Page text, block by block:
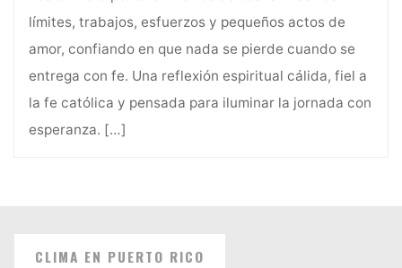
límites, trabajos, esfuerzos y pequeños actos de
amor, confiando en que nada se pierde cuando se
entrega con fe. Una reflexión espiritual cálida, fiel a
la fe católica y pensada para iluminar la jornada con
esperanza. […]
CLIMA EN PUERTO RICO